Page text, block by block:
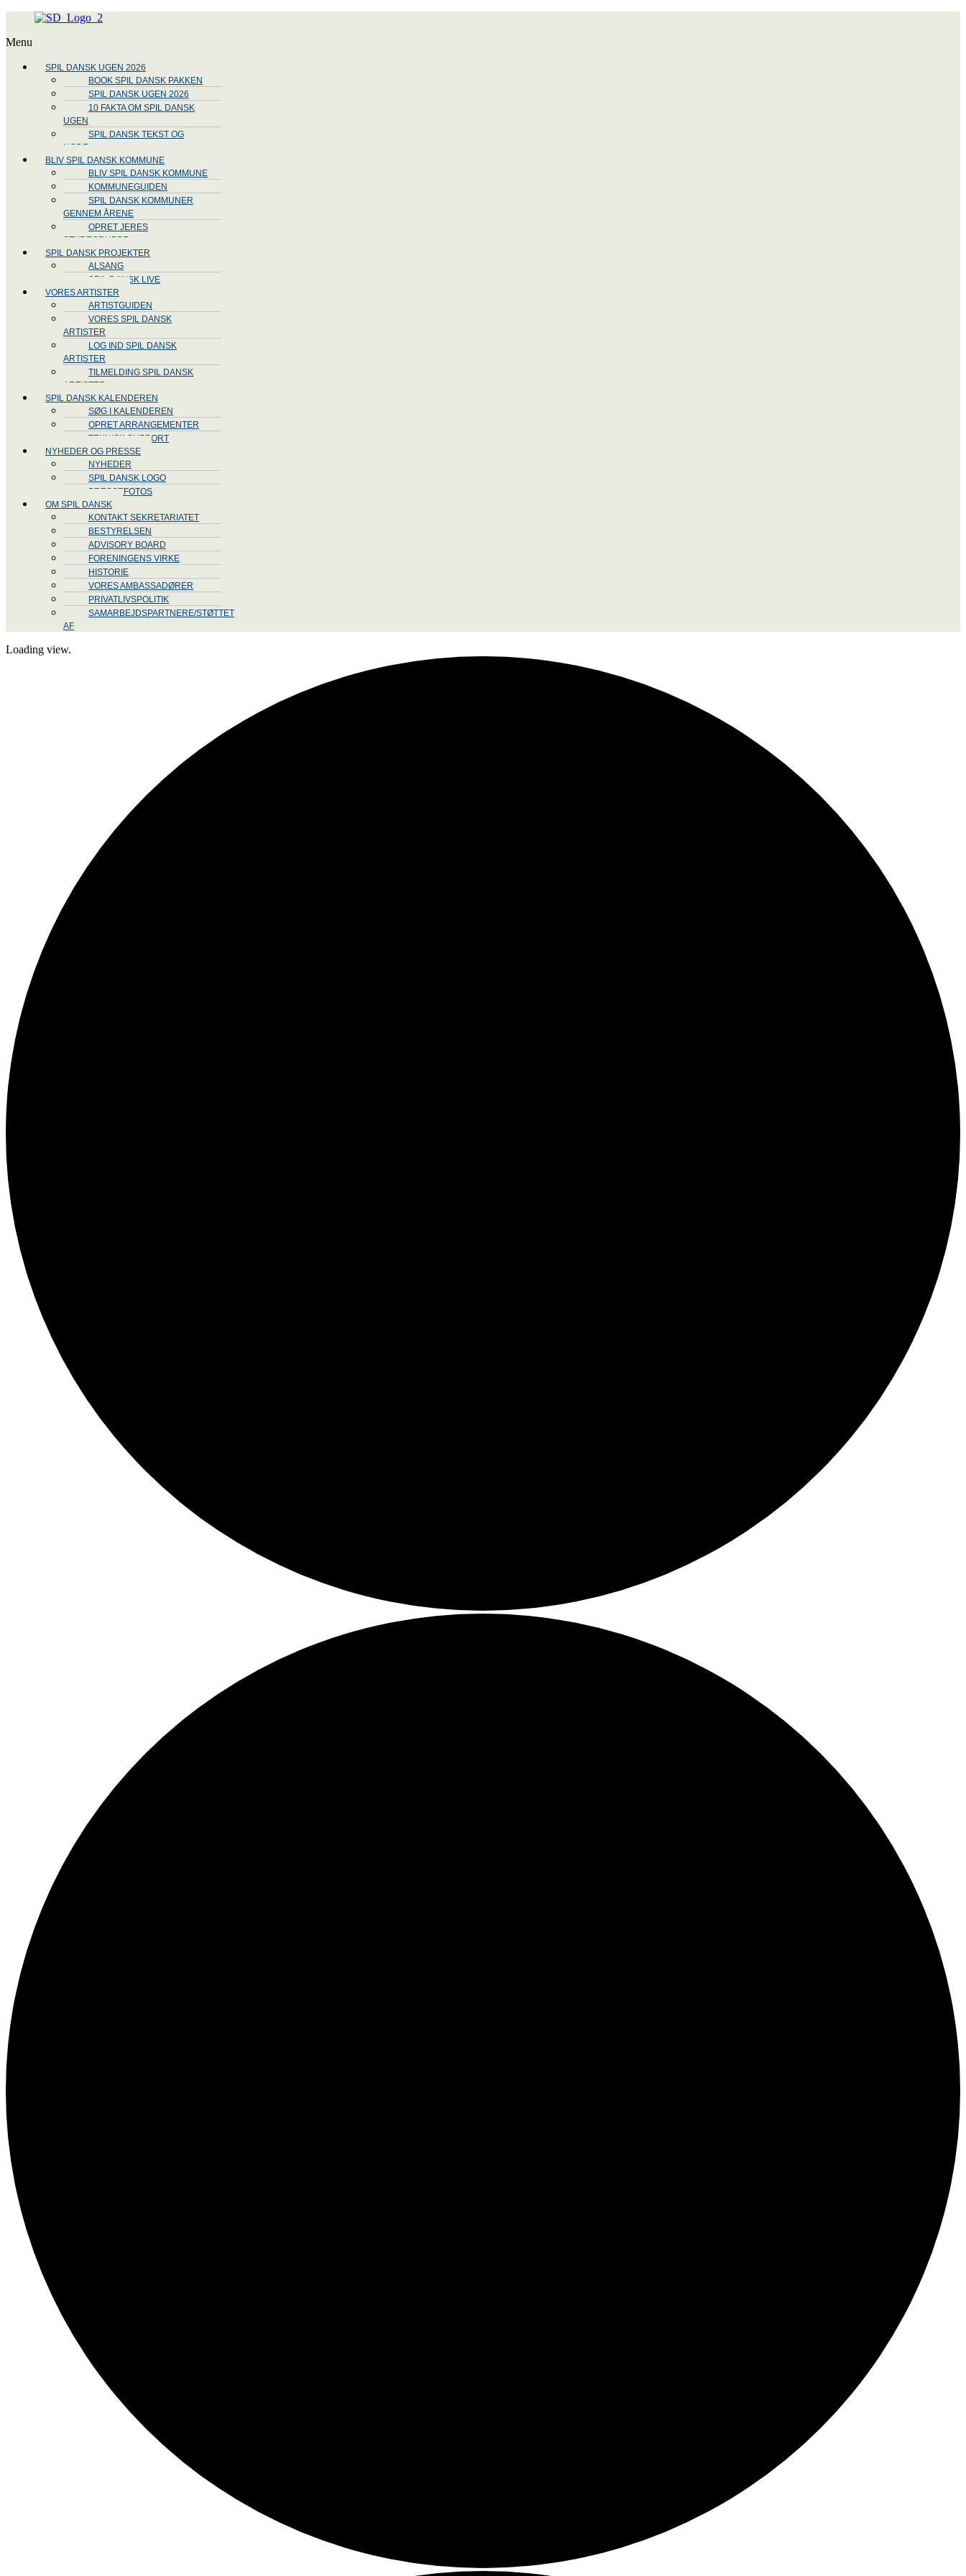
Menu
SPIL DANSK UGEN 2026
BOOK SPIL DANSK PAKKEN
SPIL DANSK UGEN 2026
10 FAKTA OM SPIL DANSK
UGEN
SPIL DANSK TEKST OG
NODE
BLIV SPIL DANSK KOMMUNE
BLIV SPIL DANSK KOMMUNE
KOMMUNEGUIDEN
SPIL DANSK KOMMUNER
GENNEM ÅRENE
OPRET JERES
STYREGRUPPE
SPIL DANSK PROJEKTER
ALSANG
SPIL DANSK LIVE
VORES ARTISTER
ARTISTGUIDEN
VORES SPIL DANSK
ARTISTER
LOG IND SPIL DANSK
ARTISTER
TILMELDING SPIL DANSK
ARTISTER
SPIL DANSK KALENDEREN
SØG I KALENDEREN
OPRET ARRANGEMENTER
TEKNISK SUPPORT
NYHEDER OG PRESSE
NYHEDER
SPIL DANSK LOGO
PRESSEFOTOS
OM SPIL DANSK
KONTAKT SEKRETARIATET
BESTYRELSEN
ADVISORY BOARD
FORENINGENS VIRKE
HISTORIE
VORES AMBASSADØRER
PRIVATLIVSPOLITIK
SAMARBEJDSPARTNERE/STØTTET
AF
Loading view.